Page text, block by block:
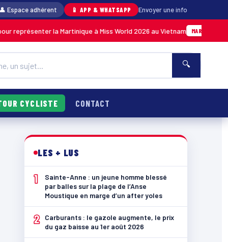
👤 Espace adhérent 📱 APP & WHATSAPP Envoyer une info
la Martinique à Miss World 2026 au Vietnam MARTINIQUE 05/08 ·
🔍
CYCLISTE CONTACT
LES + LUS
1
Sainte-Anne : un jeune homme blessé
par balles sur la plage de l’Anse
Moustique en marge d’un after yoles
2
Carburants : le gazole augmente, le prix
du gaz baisse au 1er août 2026